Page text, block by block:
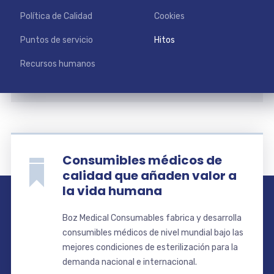
Política de Calidad Cookies
Puntos de servicio Hitos
Recursos humanos
Consumibles médicos de
calidad que añaden valor a
la vida humana
Boz Medical Consumables fabrica y desarrolla
consumibles médicos de nivel mundial bajo las
mejores condiciones de esterilización para la
demanda nacional e internacional.